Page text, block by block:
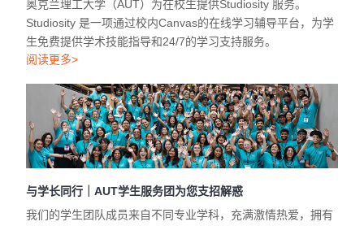
奥克兰理工大学（AUT）为在校生提供Studiosity 服务。
Studiosity 是一项通过校内Canvas的在线学习辅导平台，为学
生免费提供学术技能指导和24/7的学习支持服务。
阅读更多>
与学长同行｜AUT学生服务团为您支招解惑
我们的学生团队成员来自不同专业学科，充满激情热爱，拥有